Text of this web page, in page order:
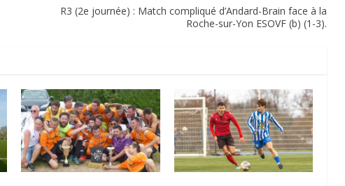
R3 (2e journée) : Match compliqué d’Andard-Brain face à la
Roche-sur-Yon ESOVF (b) (1-3).